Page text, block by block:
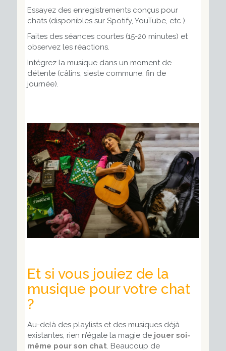
Essayez des enregistrements conçus pour
chats (disponibles sur Spotify, YouTube, etc.).
Faites des séances courtes (15-20 minutes) et
observez les réactions.
Intégrez la musique dans un moment de
détente (câlins, sieste commune, fin de
journée).
Et si vous jouiez de la
musique pour votre chat
?
Au-delà des playlists et des musiques déjà
existantes, rien n’égale la magie de jouer soi-
même pour son chat. Beaucoup de